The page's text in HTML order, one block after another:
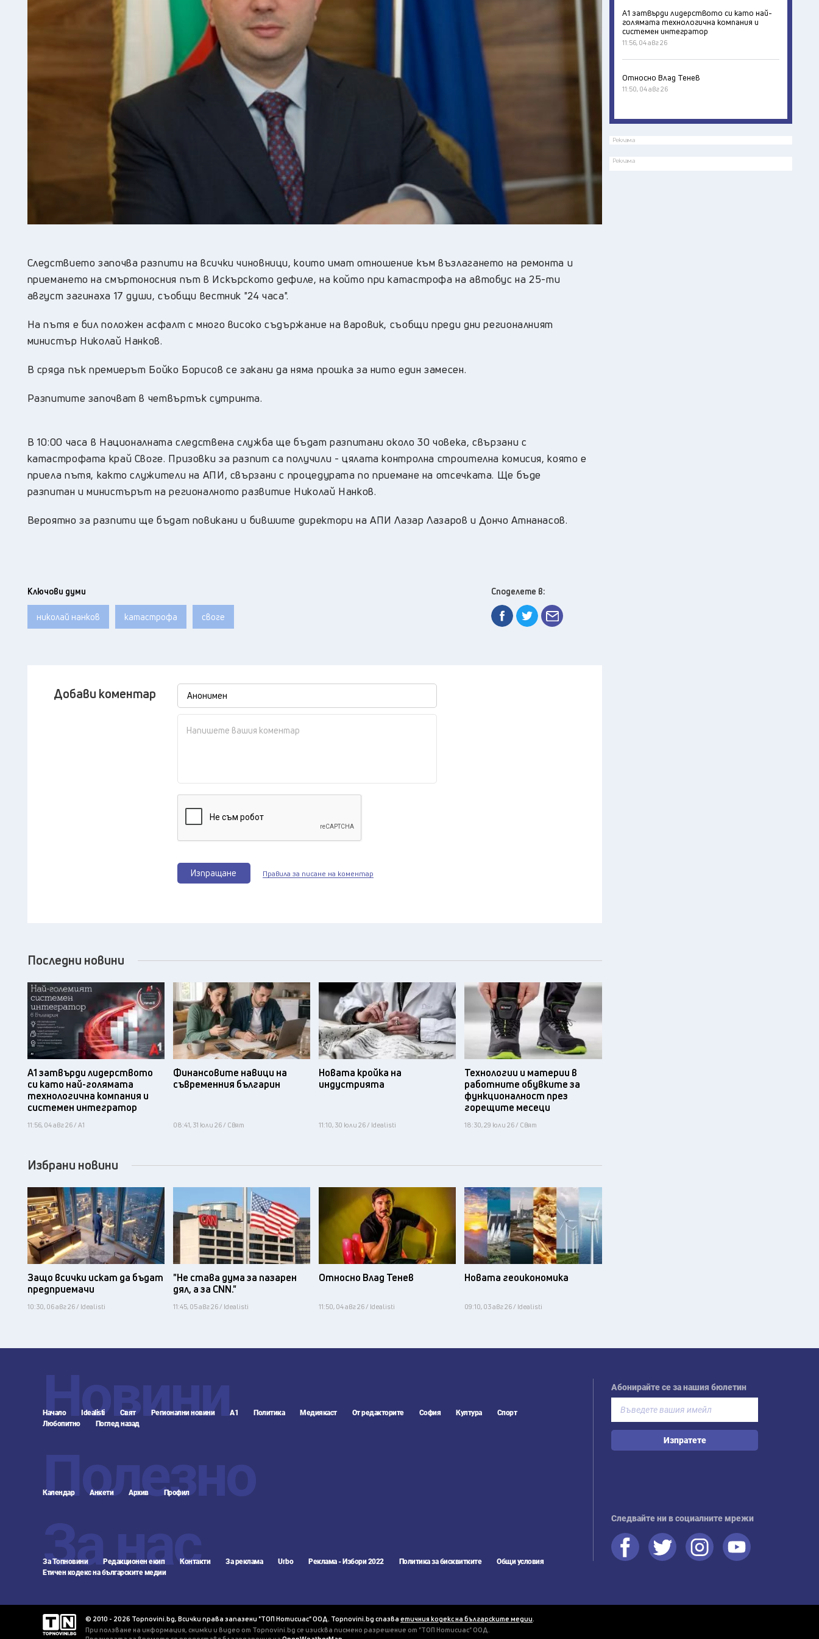
Плевен
Пловдив
Разград
Русе , 23°C
Силистра
Сливен
Смолян
Стара Загора
Търговище
Хасково
Шумен
Ямбол
Следствието започва разпити на всички чиновници, които имат отношение към възлагането на ремонта и
приемането на смъртоносния път в Искърското дефиле, на който при катастрофа на автобус на 25-ти
август загинаха 17 души, съобщи вестник "24 часа".
На пътя е бил положен асфалт с много високо съдържание на варовик, съобщи преди дни регионалният
министър Николай Нанков.
В сряда пък премиерът Бойко Борисов се закани да няма прошка за нито един замесен.
Разпитите започват в четвъртък сутринта.
В 10:00 часа в Националната следствена служба ще бъдат разпитани около 30 човека, свързани с
катастрофата край Своге. Призовки за разпит са получили - цялата контролна строителна комисия, която е
приела пътя, както служители на АПИ, свързани с процедурата по приемане на отсечката. Ще бъде
разпитан и министърът на регионалното развитие Николай Нанков.
Вероятно за разпити ще бъдат повикани и бившите директори на АПИ Лазар Лазаров и Дончо Атнанасов.
Ключови думи
николай нанков катастрофа своге
Споделете в:
Добави коментар
Изпращане Правила за писане на коментар
Последни новини
А1 затвърди лидерството
си като най-голямата
технологична компания и
системен интегратор
11:56, 04 авг 26 / А1
Финансовите навици на
съвременния българин
08:41, 31 юли 26 / Свят
Новата кройка на
индустрията
11:10, 30 юли 26 / Idealisti
Технологии и материи в
работните обувките за
функционалност през
горещите месеци
18:30, 29 юли 26 / Свят
Избрани новини
Защо всички искат да бъдат
предприемачи
10:30, 06 авг 26 / Idealisti
"Не става дума за пазарен
дял, а за CNN."
11:45, 05 авг 26 / Idealisti
Относно Влад Тенев
11:50, 04 авг 26 / Idealisti
Новата геоикономика
09:10, 03 авг 26 / Idealisti
А1 затвърди лидерството си като най-
голямата технологична компания и
системен интегратор
11:56, 04 авг 26
Относно Влад Тенев
11:50, 04 авг 26
Реклама
Реклама
Новини
Начало Idealisti Свят Регионални новини А1 Политика Медиякаст От редакторите София Култура
Спорт
Любопитно
Поглед назад
Полезно
Календар Анкети Архив Профил
За нас
За Топновини Редакционен екип Контакти За реклама Urbo Реклама - Избори 2022 Политика за бисквитките
Общи условия
Етичен кодекс на българските медии
Абонирайте се за нашия бюлетин
Изпратете
Следвайте ни в социалните мрежи
© 2010 - 2026 Topnovini.bg, Всички права запазени "ТОП Нотисиас" ООД. Topnovini.bg спазва етичния кодекс на българските медии.
При ползване на информация, снимки и видео от Topnovini.bg се изисква писмено разрешение от "ТОП Нотисиас" ООД.